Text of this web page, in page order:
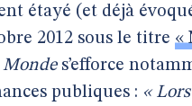
étayé (et déjà
2012 sous le titre «
Mondes’efforce
publiques : «